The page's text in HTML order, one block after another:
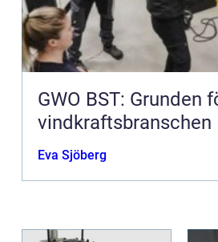
GWO BST: Grunden
vindkraftsbranschen
Eva Sjöberg